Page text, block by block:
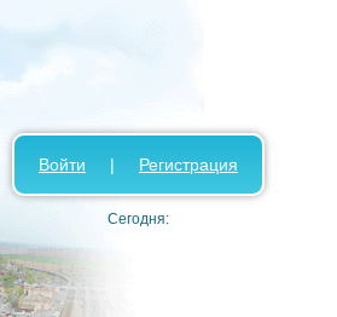
Войти | Регистрация
Сегодня: